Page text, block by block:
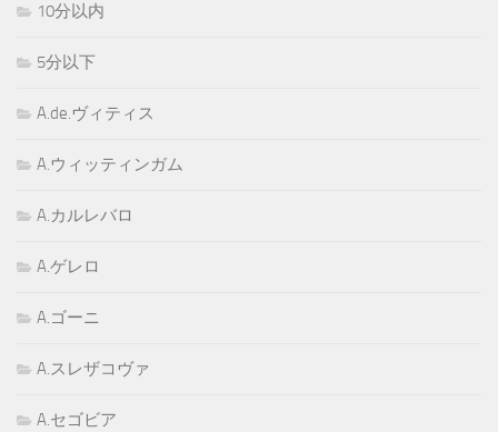
10分以内
5分以下
A.de.ヴィティス
A.ウィッティンガム
A.カルレバロ
A.ゲレロ
A.ゴーニ
A.スレザコヴァ
A.セゴビア